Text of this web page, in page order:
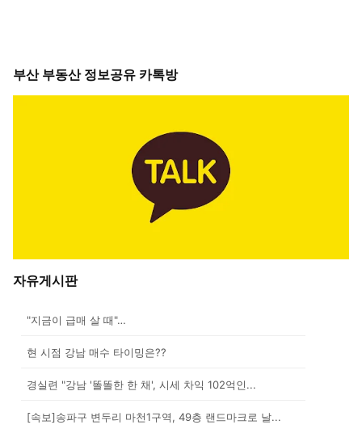
부산 부동산 정보공유 카톡방
자유게시판
"지금이 급매 살 때"…
현 시점 강남 매수 타이밍은??
경실련 "강남 '똘똘한 한 채', 시세 차익 102억인...
[속보]송파구 변두리 마천1구역, 49층 랜드마크로 날...